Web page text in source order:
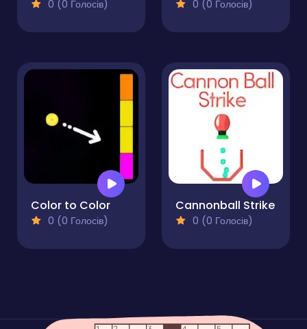
0 (0 Голосів) 0 (0 Голосів)
Color to Color
0 (0 Голосів)
Cannonball Strike
0 (0 Голосів)